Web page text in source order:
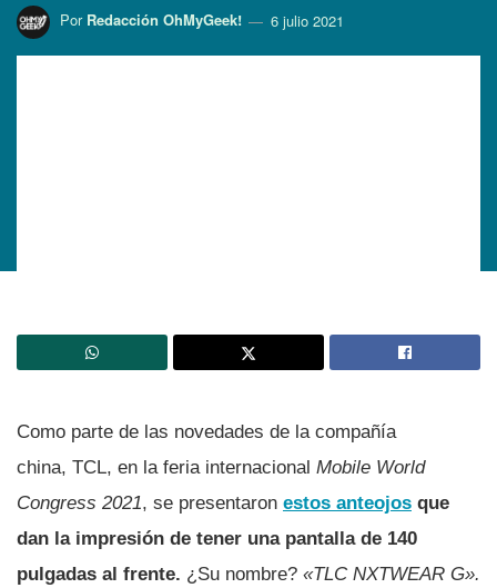
Por Redacción OhMyGeek! 6 julio 2021
Como parte de las novedades de la compañía
china, TCL, en la feria internacional Mobile World
Congress 2021, se presentaron estos anteojos que
dan la impresión de tener una pantalla de 140
pulgadas al frente. ¿Su nombre? «TLC NXTWEAR G».